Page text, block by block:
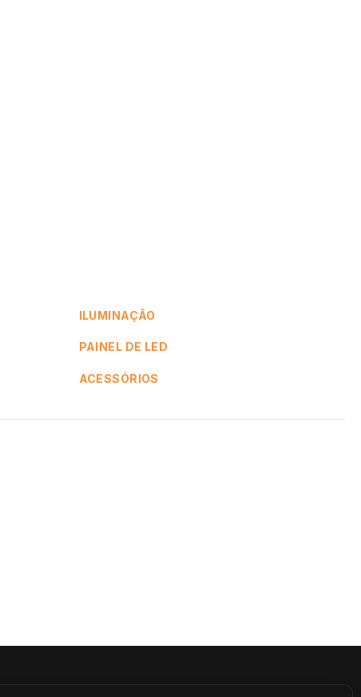
ILUMINAÇÃO
PAINEL DE LED
ACESSÓRIOS